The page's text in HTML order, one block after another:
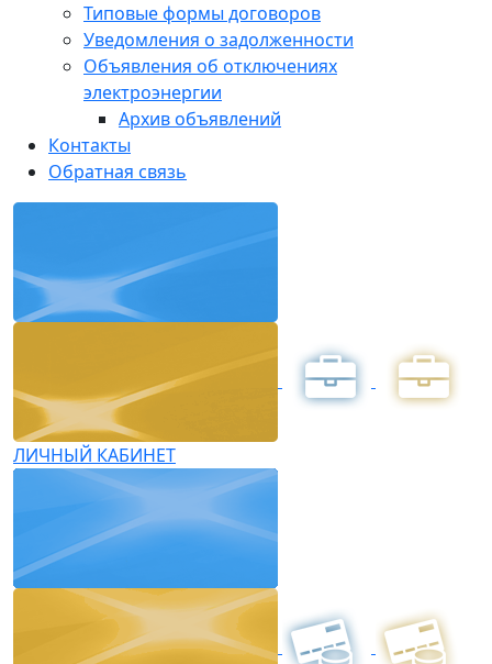
Типовые формы договоров
Уведомления о задолженности
Объявления об отключениях
электроэнергии
Архив объявлений
Контакты
Обратная связь
ЛИЧНЫЙ КАБИНЕТ